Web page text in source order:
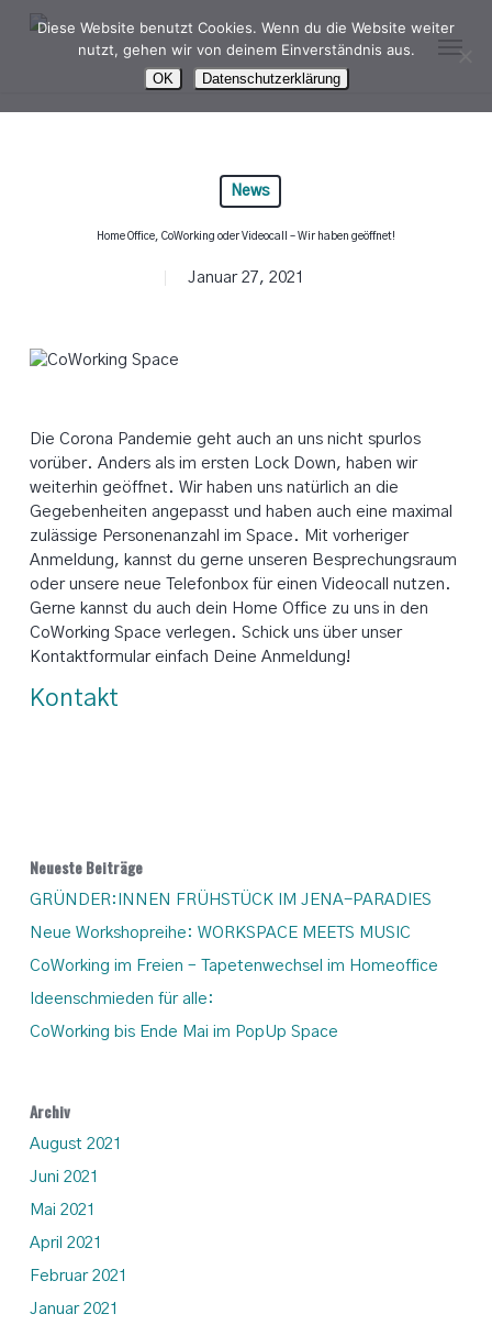
Menu
News
Home Office, CoWorking oder Videocall – Wir haben geöffnet!
Januar 27, 2021
Die Corona Pandemie geht auch an uns nicht spurlos
vorüber. Anders als im ersten Lock Down, haben wir
weiterhin geöffnet. Wir haben uns natürlich an die
Gegebenheiten angepasst und haben auch eine maximal
zulässige Personenanzahl im Space. Mit vorheriger
Anmeldung, kannst du gerne unseren Besprechungsraum
oder unsere neue Telefonbox für einen Videocall nutzen.
Gerne kannst du auch dein Home Office zu uns in den
CoWorking Space verlegen. Schick uns über unser
Kontaktformular einfach Deine Anmeldung!
Kontakt
Neueste Beiträge
GRÜNDER:INNEN FRÜHSTÜCK IM JENA-PARADIES
Neue Workshopreihe: WORKSPACE MEETS MUSIC
CoWorking im Freien – Tapetenwechsel im Homeoffice
Ideenschmieden für alle:
CoWorking bis Ende Mai im PopUp Space
Archiv
August 2021
Juni 2021
Mai 2021
April 2021
Februar 2021
Januar 2021
Diese Website benutzt Cookies. Wenn du die Website weiter
nutzt, gehen wir von deinem Einverständnis aus.
OK Datenschutzerklärung